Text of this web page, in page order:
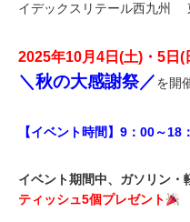
イデックスリテール西九州
2025年10月4日(土)・5日(
＼秋の大感謝祭／を開
【イベント時間】9：00～
イベント期間中、ガソリン
ティッシュ5個プレゼント